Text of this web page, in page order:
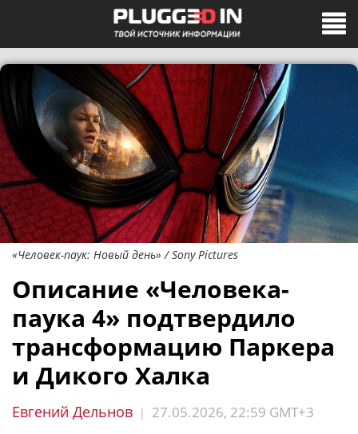
«Человек-паук: Новый день» / Sony Pictures
Описание «Человека-
паука 4» подтвердило
трансформацию Паркера
и Дикого Халка
Евгений Дельнов | 27.05.2026, 22:59 GMT+3